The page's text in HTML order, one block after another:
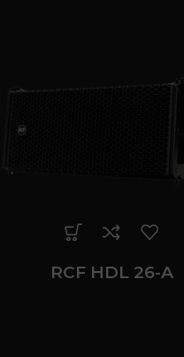
RCF HDL 26-A